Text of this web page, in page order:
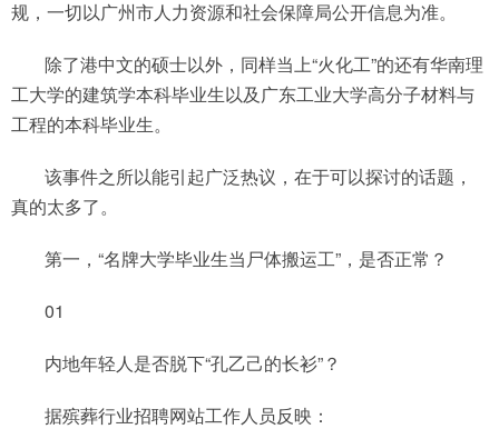
规，一切以广州市人力资源和社会保障局公开信息为准。
除了港中文的硕士以外，同样当上“火化工”的还有华南理
工大学的建筑学本科毕业生以及广东工业大学高分子材料与
工程的本科毕业生。
该事件之所以能引起广泛热议，在于可以探讨的话题，
真的太多了。
第一，“名牌大学毕业生当尸体搬运工”，是否正常？
01
内地年轻人是否脱下“孔乙己的长衫”？
据殡葬行业招聘网站工作人员反映：